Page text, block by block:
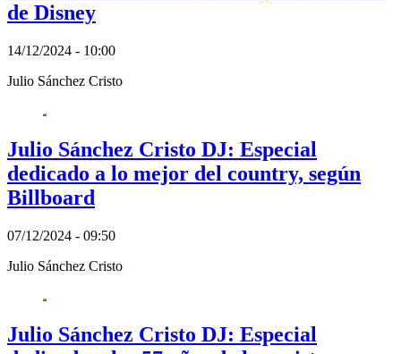
de Disney
14/12/2024 - 10:00
Julio Sánchez Cristo
Julio Sánchez Cristo DJ: Especial
dedicado a lo mejor del country, según
Billboard
07/12/2024 - 09:50
Julio Sánchez Cristo
Julio Sánchez Cristo DJ: Especial